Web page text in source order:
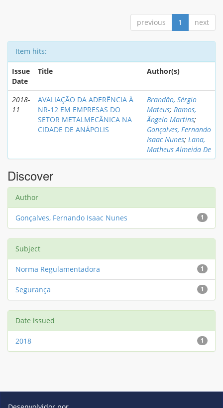
previous 1 next
Item hits:
Issue
Date
Title Author(s)
2018-
11
AVALIAÇÃO DA ADERÊNCIA À
NR-12 EM EMPRESAS DO
SETOR METALMECÂNICA NA
CIDADE DE ANÁPOLIS
Brandão, Sérgio
Mateus; Ramos,
Ângelo Martins;
Gonçalves, Fernando
Isaac Nunes; Lana,
Matheus Almeida De
Discover
Author
1
Gonçalves, Fernando Isaac Nunes
Subject
1
Norma Regulamentadora
1
Segurança
Date issued
1
2018